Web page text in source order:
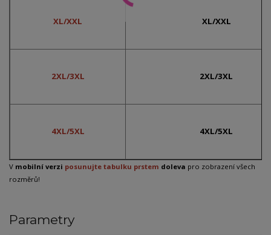
XL/XXL XL/XXL
2XL/3XL 2XL/3XL
4XL/5XL 4XL/5XL
V mobilní verzi posunujte tabulku prstem doleva pro zobrazení všech
rozměrů!
Parametry